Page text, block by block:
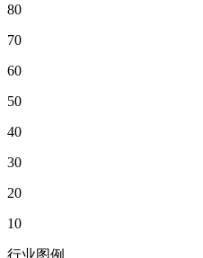
80
70
60
50
40
30
20
10
行业图例